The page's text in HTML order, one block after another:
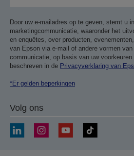
Door uw e-mailadres op te geven, stemt u
marketingcommunicatie, waaronder het
en enquêtes, over producten,
van Epson via e-mail of andere vormen
communicatie, op basis van uw voorkeuren
beschreven in de Privacyverklaring van
*Er gelden beperkingen
Volg ons